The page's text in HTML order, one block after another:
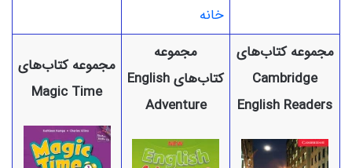
خانه
مجموعه کتاب‌های
Cambridge
English Readers
مجموعه
کتاب‌های English
Adventure
مجموعه کتاب‌های
Magic Time